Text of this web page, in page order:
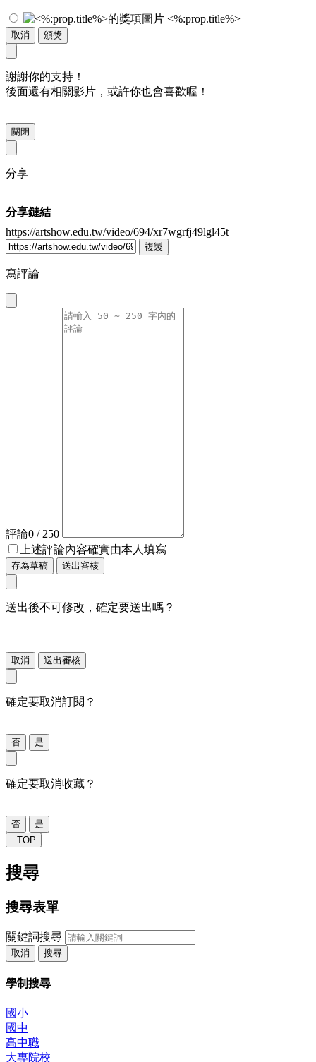
<%:prop.title%>
取消 頒獎
謝謝你的支持！
後面還有相關影片，或許你也會喜歡喔！
關閉
分享
分享鏈結
https://artshow.edu.tw/video/694/xr7wgrfj49lgl45t
複製
寫評論
評論0 / 250
上述評論內容確實由本人填寫
存為草稿 送出審核
送出後不可修改，確定要送出嗎？
取消 送出審核
確定要取消訂閱？
否 是
確定要取消收藏？
否
是
TOP
搜尋
搜尋表單
關鍵詞搜尋
取消 搜尋
學制搜尋
國小
國中
高中職
大專院校